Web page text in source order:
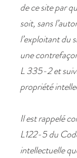
de ce site par
soit, sans
l’exploitant du
une
L 335-2 et
propriété
Il est rappelé
L122-5 du
intellectuelle